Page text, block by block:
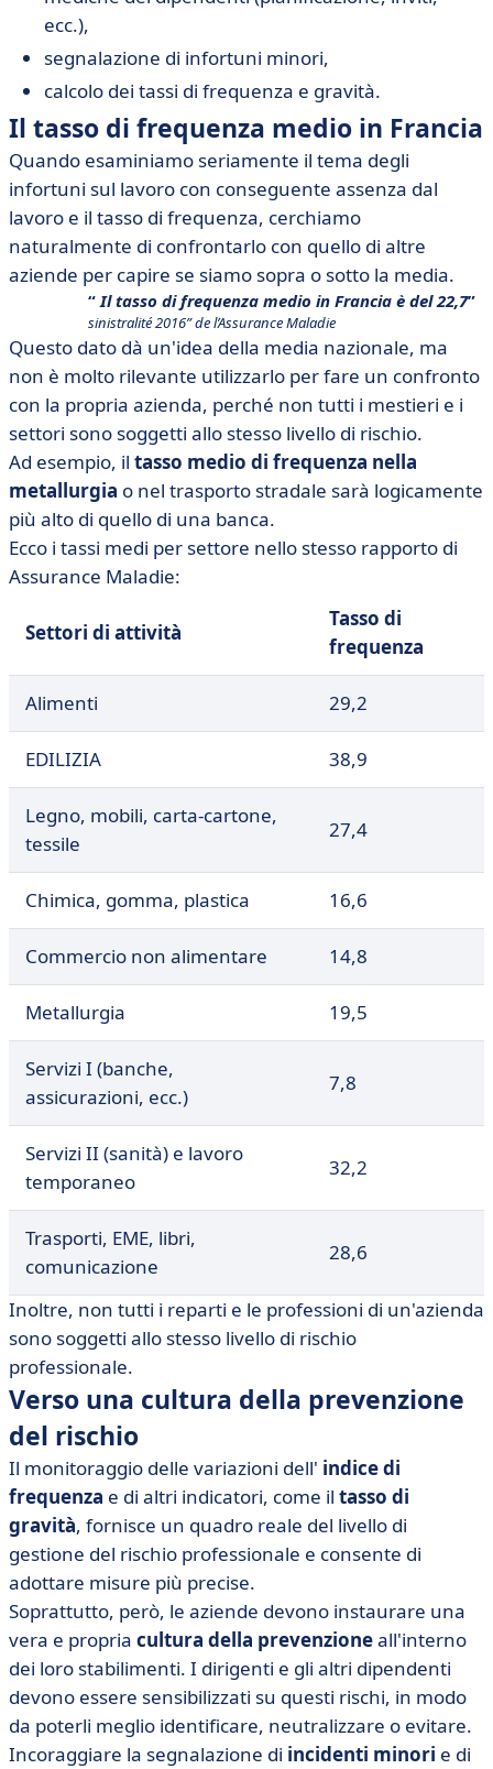
ecc.),
segnalazione di infortuni minori,
calcolo dei tassi di frequenza e gravità.
Il tasso di frequenza medio in Francia
Quando esaminiamo seriamente il tema degli
infortuni sul lavoro con conseguente assenza dal
lavoro e il tasso di frequenza, cerchiamo
naturalmente di confrontarlo con quello di altre
aziende per capire se siamo sopra o sotto la media.
Il tasso di frequenza medio in Francia è del 22,7
sinistralité 2016” de l’Assurance Maladie
Questo dato dà un'idea della media nazionale, ma
non è molto rilevante utilizzarlo per fare un confronto
con la propria azienda, perché non tutti i mestieri e i
settori sono soggetti allo stesso livello di rischio.
Ad esempio, il tasso medio di frequenza nella
metallurgia o nel trasporto stradale sarà logicamente
più alto di quello di una banca.
Ecco i tassi medi per settore nello stesso rapporto di
Assurance Maladie:
Settori di attività
Tasso di
frequenza
Alimenti 29,2
EDILIZIA 38,9
Legno, mobili, carta-cartone,
tessile
27,4
Chimica, gomma, plastica 16,6
Commercio non alimentare 14,8
Metallurgia 19,5
Servizi I (banche,
assicurazioni, ecc.)
7,8
Servizi II (sanità) e lavoro
temporaneo
32,2
Trasporti, EME, libri,
comunicazione
28,6
Inoltre, non tutti i reparti e le professioni di un'azienda
sono soggetti allo stesso livello di rischio
professionale.
Verso una cultura della prevenzione
del rischio
Il monitoraggio delle variazioni dell' indice di
frequenza e di altri indicatori, come il tasso di
gravità, fornisce un quadro reale del livello di
gestione del rischio professionale e consente di
adottare misure più precise.
Soprattutto, però, le aziende devono instaurare una
vera e propria cultura della prevenzioneall'interno
dei loro stabilimenti. I dirigenti e gli altri dipendenti
devono essere sensibilizzati su questi rischi, in modo
da poterli meglio identificare, neutralizzare o evitare.
Incoraggiare la segnalazione di incidenti minori e di